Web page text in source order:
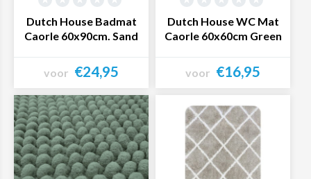
badtextiel assortiment en bestel eenvoudig online jouw
badlinnen!
Dutch House Badmat
Caorle 60x90cm. Sand
voor €24,95
Bekijk product
Dutch House WC Mat
Caorle 60x60cm Green
voor €16,95
Bekijk product